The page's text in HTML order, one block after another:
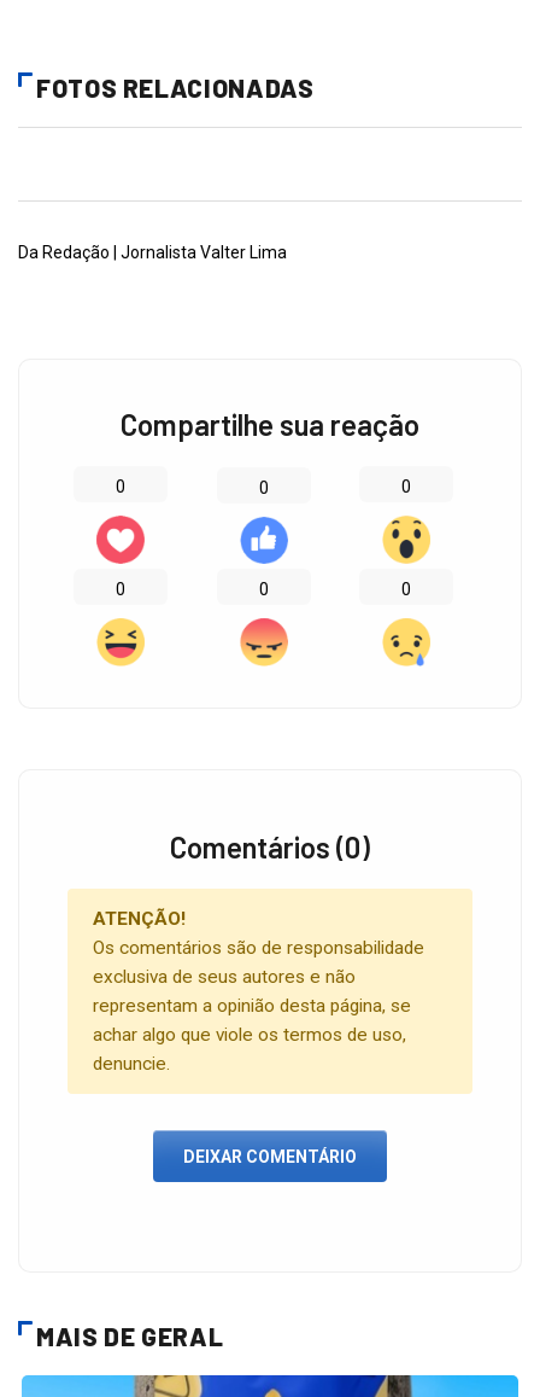
FOTOS RELACIONADAS
Da Redação | Jornalista Valter Lima
Compartilhe sua reação
0 0 0
0 0 0
Comentários (0)
ATENÇÃO!
Os comentários são de responsabilidade
exclusiva de seus autores e não
representam a opinião desta página, se
achar algo que viole os termos de uso,
denuncie.
DEIXAR COMENTÁRIO
MAIS DE GERAL